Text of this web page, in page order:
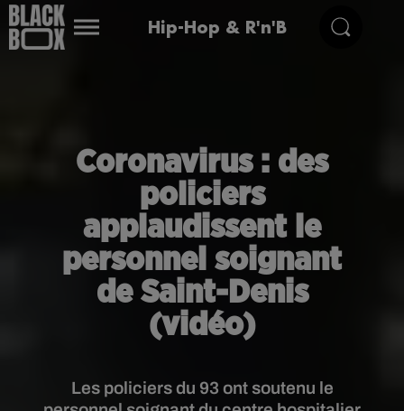
Hip-Hop & R'n'B
Coronavirus : des
policiers
applaudissent le
personnel soignant
de Saint-Denis
(vidéo)
Les policiers du 93 ont soutenu le